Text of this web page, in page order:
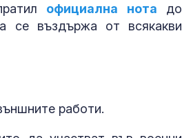
официална нота до
се въздържа от всякакви
работи.